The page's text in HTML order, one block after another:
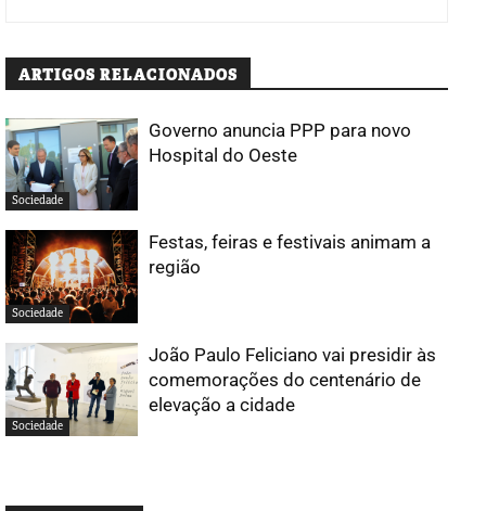
ARTIGOS RELACIONADOS
Sociedade
Governo anuncia PPP para novo
Hospital do Oeste
Sociedade
Festas, feiras e festivais animam a
região
Sociedade
João Paulo Feliciano vai presidir às
comemorações do centenário de
elevação a cidade